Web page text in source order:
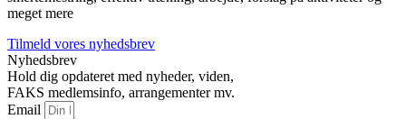
meget mere
Tilmeld vores nyhedsbrev
Nyhedsbrev
Hold dig opdateret med nyheder, viden,
FAKS medlemsinfo, arrangementer mv.
Email